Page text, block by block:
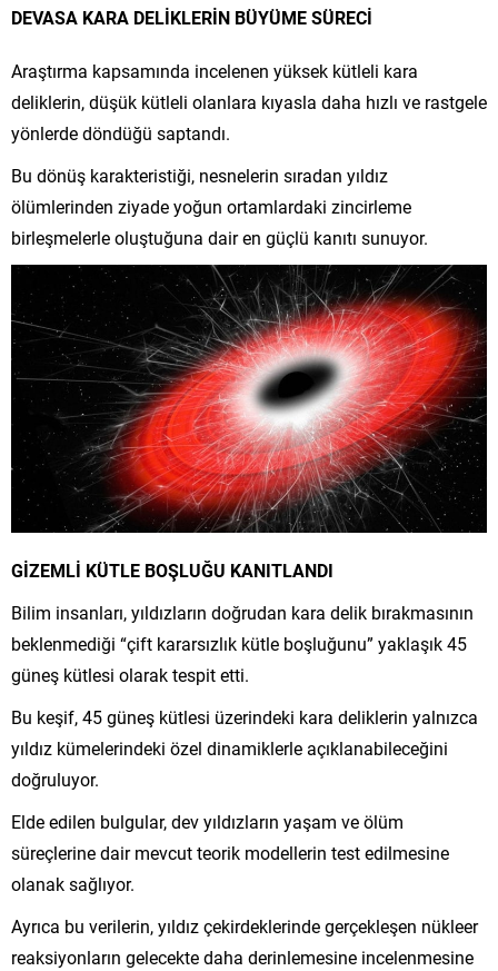
DEVASA KARA DELİKLERİN BÜYÜME SÜRECİ
Araştırma kapsamında incelenen yüksek kütleli kara
deliklerin, düşük kütleli olanlara kıyasla daha hızlı ve rastgele
yönlerde döndüğü saptandı.
Bu dönüş karakteristiği, nesnelerin sıradan yıldız
ölümlerinden ziyade yoğun ortamlardaki zincirleme
birleşmelerle oluştuğuna dair en güçlü kanıtı sunuyor.
GİZEMLİ KÜTLE BOŞLUĞU KANITLANDI
Bilim insanları, yıldızların doğrudan kara delik bırakmasının
beklenmediği “çift kararsızlık kütle boşluğunu” yaklaşık 45
güneş kütlesi olarak tespit etti.
Bu keşif, 45 güneş kütlesi üzerindeki kara deliklerin yalnızca
yıldız kümelerindeki özel dinamiklerle açıklanabileceğini
doğruluyor.
Elde edilen bulgular, dev yıldızların yaşam ve ölüm
süreçlerine dair mevcut teorik modellerin test edilmesine
olanak sağlıyor.
Ayrıca bu verilerin, yıldız çekirdeklerinde gerçekleşen nükleer
reaksiyonların gelecekte daha derinlemesine incelenmesine